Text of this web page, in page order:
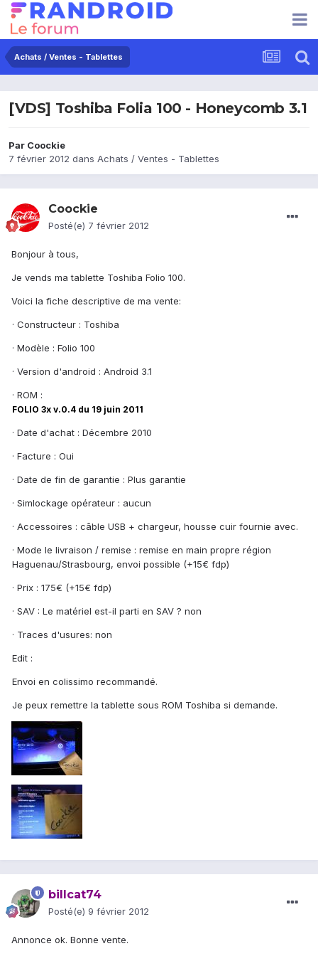
Achats / Ventes - Tablettes
[VDS] Toshiba Folia 100 - Honeycomb 3.1
Par Coockie
7 février 2012 dans Achats / Ventes - Tablettes
Coockie
Posté(e) 7 février 2012
Bonjour à tous,
Je vends ma tablette Toshiba Folio 100.
Voici la fiche descriptive de ma vente:
· Constructeur : Toshiba
· Modèle : Folio 100
· Version d'android : Android 3.1
· ROM :
FOLIO 3x v.0.4 du 19 juin 2011
· Date d'achat : Décembre 2010
· Facture : Oui
· Date de fin de garantie : Plus garantie
· Simlockage opérateur : aucun
· Accessoires : câble USB + chargeur, housse cuir fournie avec.
· Mode le livraison / remise : remise en main propre région
Haguenau/Strasbourg, envoi possible (+15€ fdp)
· Prix : 175€ (+15€ fdp)
· SAV : Le matériel est-il parti en SAV ? non
· Traces d'usures: non
Edit :
Envoi en colissimo recommandé.
Je peux remettre la tablette sous ROM Toshiba si demande.
billcat74
Posté(e) 9 février 2012
Annonce ok. Bonne vente.